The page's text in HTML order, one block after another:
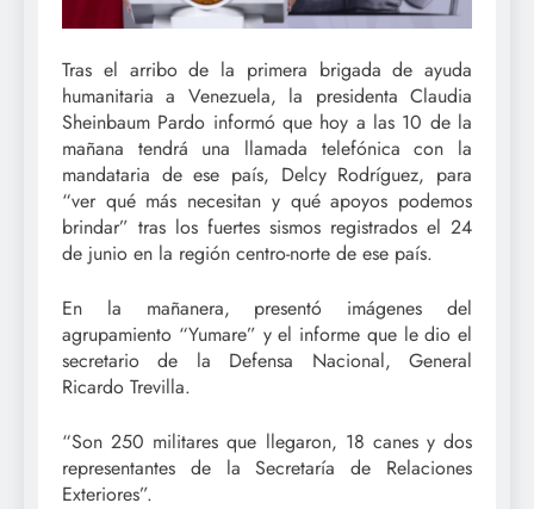
Tras el arribo de la primera brigada de ayuda
humanitaria a Venezuela, la presidenta Claudia
Sheinbaum Pardo informó que hoy a las 10 de la
mañana tendrá una llamada telefónica con la
mandataria de ese país, Delcy Rodríguez, para
“ver qué más necesitan y qué apoyos podemos
brindar” tras los fuertes sismos registrados el 24
de junio en la región centro-norte de ese país.
En la mañanera, presentó imágenes del
agrupamiento “Yumare” y el informe que le dio el
secretario de la Defensa Nacional, General
Ricardo Trevilla.
“Son 250 militares que llegaron, 18 canes y dos
representantes de la Secretaría de Relaciones
Exteriores”.